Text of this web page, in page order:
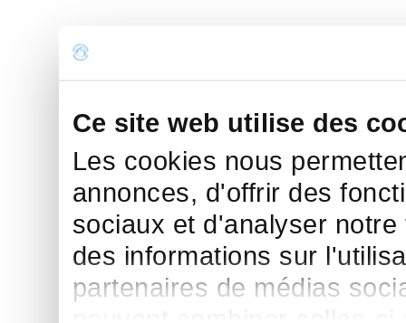
Ce site web utilise des
Les cookies nous
annonces, d'offrir des
sociaux et d'analyser
des informations sur
partenaires de médias